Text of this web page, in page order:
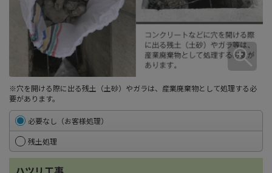
※穴を開ける際に出る残土（土砂）やガラは、産業廃棄物として処理する必
要があります。
必要なし（お客様処理）
残土処理